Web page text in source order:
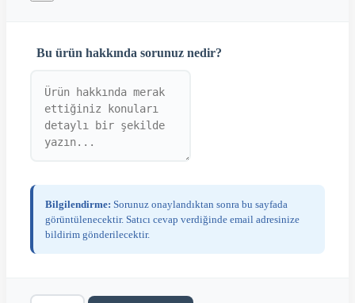
Bu ürün hakkında sorunuz nedir?
Bilgilendirme: Sorunuz onaylandıktan sonra bu sayfada
görüntülenecektir. Satıcı cevap verdiğinde email adresinize
bildirim gönderilecektir.